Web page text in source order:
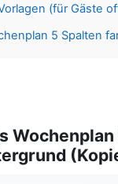
(für Gäste